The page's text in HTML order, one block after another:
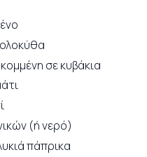
σε κυβάκια
(ή νερό)
πάπρικα